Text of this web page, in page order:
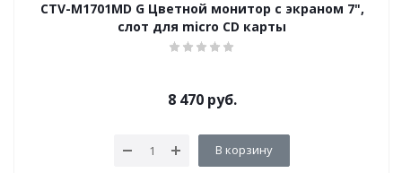
CTV-M1701MD G Цветной монитор с экраном 7",
слот для micro CD карты
8 470руб.
В корзину